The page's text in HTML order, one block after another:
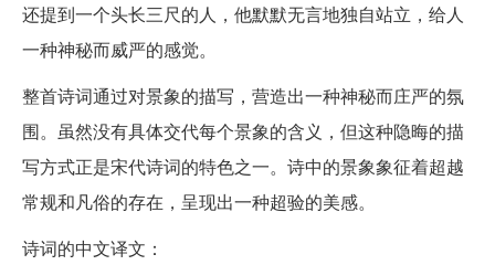
还提到一个头长三尺的人，他默默无言地独自站立，给人
一种神秘而威严的感觉。
整首诗词通过对景象的描写，营造出一种神秘而庄严的氛
围。虽然没有具体交代每个景象的含义，但这种隐晦的描
写方式正是宋代诗词的特色之一。诗中的景象象征着超越
常规和凡俗的存在，呈现出一种超验的美感。
诗词的中文译文：